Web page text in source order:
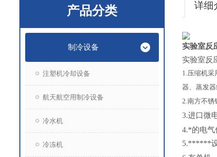
产品分类
制冷设备
注塑机冷却设备
航天航空用制冷设备
冷水机
冷冻机
详细
实验室反
实验室反
1.压缩机采
器、蒸发
2.南方不锈
3.进口微
4.*的电气
5.******